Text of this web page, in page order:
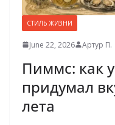
СТИЛЬ ЖИЗНИ
June 22, 2026 Артур П.
Пиммс: как
придумал
лета